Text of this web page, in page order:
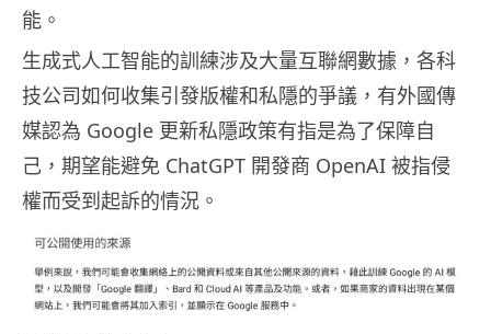
能。
生成式人工智能的訓練涉及大量互聯網數據，各科
技公司如何收集引發版權和私隱的爭議，有外國傳
媒認為 Google 更新私隱政策有指是為了保障自
己，期望能避免 ChatGPT 開發商 OpenAI 被指侵
權而受到起訴的情況。